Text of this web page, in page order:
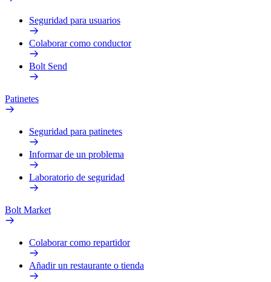
Seguridad para usuarios
Colaborar como conductor
Bolt Send
Patinetes
Seguridad para patinetes
Informar de un problema
Laboratorio de seguridad
Bolt Market
Colaborar como repartidor
Añadir un restaurante o tienda